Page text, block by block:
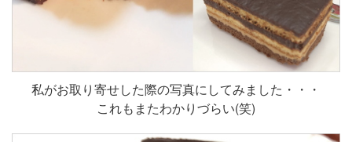
私がお取り寄せした際の写真にしてみました・・・
これもまたわかりづらい(笑)